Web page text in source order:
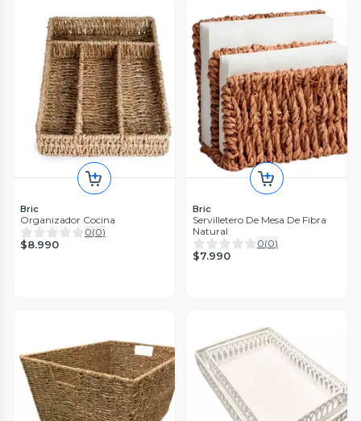
Bric
Organizador Cocina
0(0)
$8.990
Bric
Servilletero De Mesa De Fibra
Natural
0(0)
$7.990